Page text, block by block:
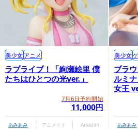
ラブライブ！「絢瀬絵里 僕
たちはひとつの光ver.」
7月6日予約開始
11,000円
美少女アニメ
あみあみ アニメイト Amazon
ブラ
ルミ
女王
美少女
あみあみ